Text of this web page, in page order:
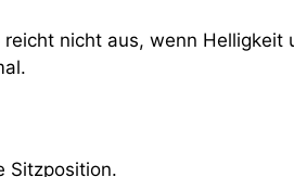
nicht aus, wenn
Sitzposition.